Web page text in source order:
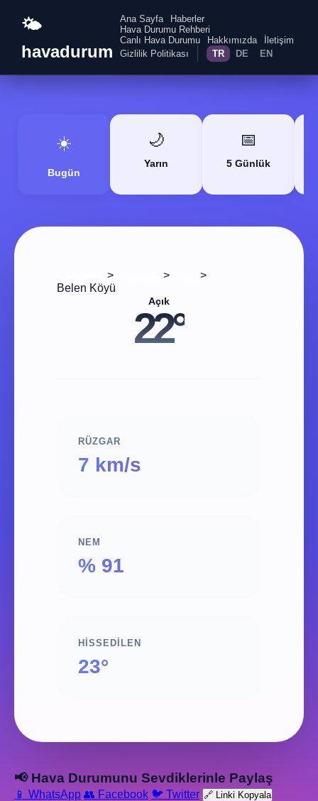
🌤️
havadurum
Ana Sayfa
Haberler
Hava Durumu Rehberi
Canlı Hava Durumu
Hakkımızda
İletişim
Gizlilik Politikası
TR DE EN
☀️
Bugün
🌙
Yarın
📅
5 Günlük
> >
>
Belen Köyü
Açık
22°
RÜZGAR
7 km/s
NEM
% 91
HISSEDILEN
23°
📢 Hava Durumunu Sevdiklerinle Paylaş
📱 WhatsApp 👥 Facebook 🐦 Twitter 🔗 Linki Kopyala